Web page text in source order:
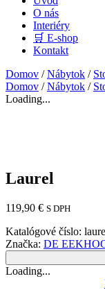
O nás
Interiéry
🛒 E-shop
Kontakt
Domov /Nábytok /
Domov /Nábytok /
Loading...
Laurel
119,90 € S DPH
Katalógové číslo:
Značka: DE
Loading...